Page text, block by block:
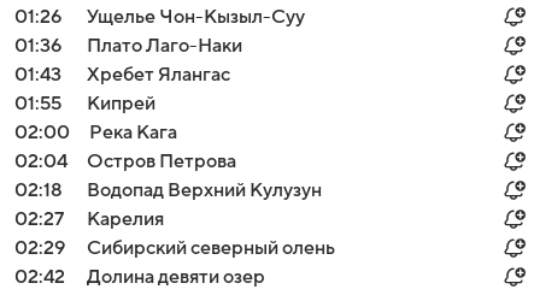
01:26
Ущелье Чон-Кызыл-Суу
01:36
Плато Лаго-Наки
01:43
Хребет Ялангас
01:55
Кипрей
02:00
Река Кага
02:04
Остров Петрова
02:18
Водопад Верхний Кулузун
02:27
Карелия
02:29
Сибирский северный олень
02:42
Долина девяти озер